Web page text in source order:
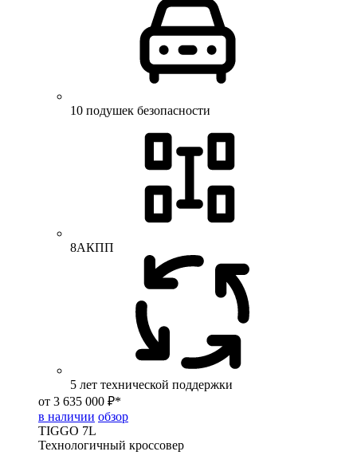
10 подушек безопасности
8АКПП
5 лет технической поддержки
от 3 635 000 ₽*
в наличии обзор
TIGGO 7L
Технологичный кроссовер